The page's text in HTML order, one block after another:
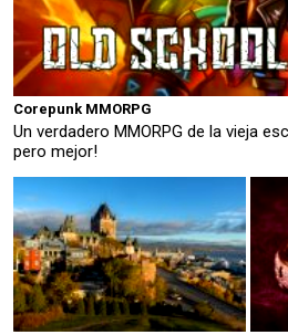
Corepunk MMORPG
Un verdadero MMORPG de la vieja
pero mejor!